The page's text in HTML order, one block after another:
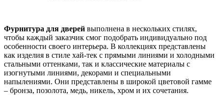
Фурнитура для дверей выполнена в нескольких стилях,
чтобы каждый заказчик смог подобрать индивидуально под
особенности своего интерьера. В коллекциях представлены
как изделия в стиле хай-тек с прямыми линиями и холодными
стальными оттенками, так и классические материалы с
изогнутыми линиями, декорами и специальными
напылениями. Они представлены в широкой цветовой гамме
– бронза, позолота, медь, никель, хром и их сочетания.